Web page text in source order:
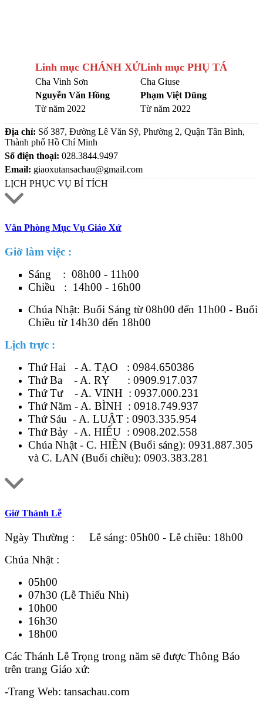
Linh mục CHÁNH XỨ
Cha Vinh Sơn
Nguyễn Văn Hồng
Từ năm 2022
Linh mục PHỤ TÁ
Cha Giuse
Phạm Việt Dũng
Từ năm 2022
Địa chỉ: Số 387, Đường Lê Văn Sỹ, Phường 2, Quận Tân Bình,
Thành phố Hồ Chí Minh
Số điện thoại: 028.3844.9497
Email: giaoxutansachau@gmail.com
LỊCH PHỤC VỤ BÍ TÍCH
Văn Phòng Mục Vụ Giáo Xứ
Giờ làm việc :
Sáng : 08h00 - 11h00
Chiều : 14h00 - 16h00
Chúa Nhật: Buổi Sáng từ 08h00 đến 11h00 - Buổi
Chiều từ 14h30 đến 18h00
Lịch trực :
Thứ Hai - A. TẠO : 0984.650386
Thứ Ba - A. RỴ : 0909.917.037
Thứ Tư - A. VINH : 0937.000.231
Thứ Năm - A. BÌNH : 0918.749.937
Thứ Sáu - A. LUẬT : 0903.335.954
Thứ Bảy - A. HIẾU : 0908.202.558
Chúa Nhật - C. HIỀN (Buổi sáng): 0931.887.305
và C. LAN (Buổi chiều): 0903.383.281
Giờ Thánh Lễ
Ngày Thường : Lễ sáng: 05h00 - Lễ chiều: 18h00
Chúa Nhật :
05h00
07h30 (Lễ Thiếu Nhi)
10h00
16h30
18h00
Các Thánh Lễ Trọng trong năm sẽ được Thông Báo
trên trang Giáo xứ:
-Trang Web: tansachau.com